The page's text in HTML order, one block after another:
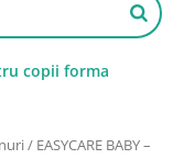
copii forma
/ EASYCARE BABY –